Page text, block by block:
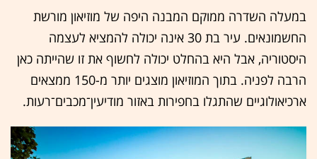
במעלה השדרה ממוקם המבנה היפה של מוזיאון מורשת
החשמונאים. עיר בת 30 אינה יכולה להמציא לעצמה
היסטוריה, אבל היא בהחלט יכולה לחשוף את זו שהייתה כאן
הרבה לפניה. בתוך המוזיאון מוצגים יותר מ-150 ממצאים
ארכיאולוגיים שהתגלו בחפירות באזור מודיעין־מכבים־רעות.